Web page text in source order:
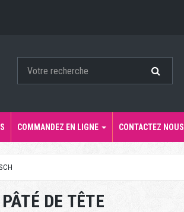
COMMANDEZ EN LIGNE CONTACTEZ NOUS
DE TÊTE